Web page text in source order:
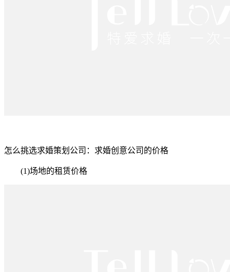
怎么挑选求婚策划公司：求婚创意公司的价格
(1)场地的租赁价格